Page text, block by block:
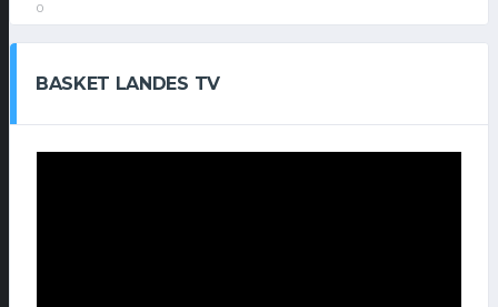
0
BASKET LANDES TV